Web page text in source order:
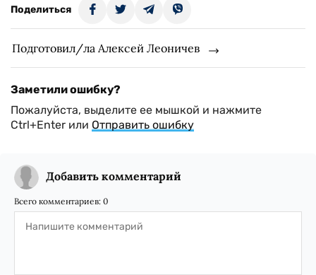
Поделиться
Подготовил/ла Алексей Леоничев
Заметили ошибку?
Пожалуйста, выделите ее мышкой и нажмите
Ctrl+Enter или Отправить ошибку
Добавить комментарий
Всего комментариев: 0